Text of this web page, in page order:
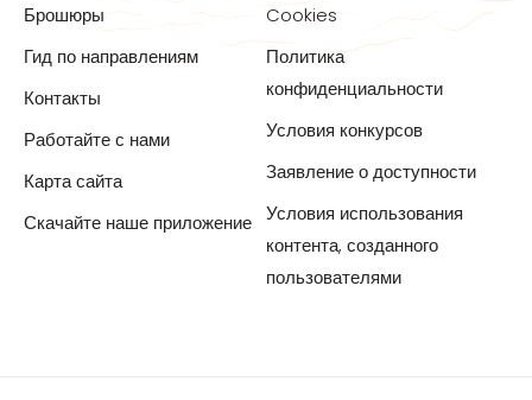
Брошюры
Гид по направлениям
Контакты
Работайте с нами
Карта сайта
Скачайте наше приложение
Cookies
Политика
конфиденциальности
Условия конкурсов
Заявление о доступности
Условия использования
контента, созданного
пользователями